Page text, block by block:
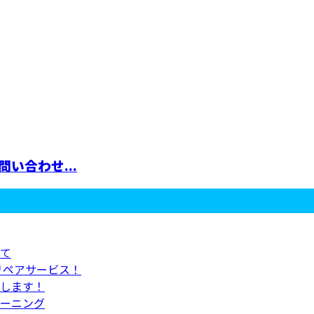
い合わせ...
アサービス！
ます！
ニング